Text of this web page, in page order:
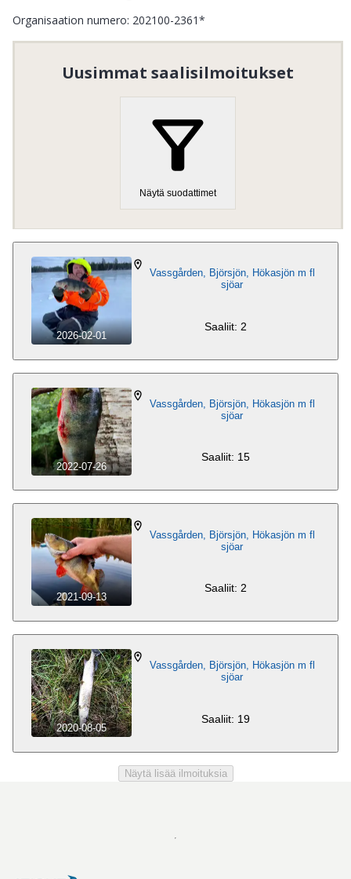
Organisaation numero: 202100-2361*
Uusimmat saalisilmoitukset
Näytä suodattimet
2026-02-01
Vassgården, Björsjön, Hökasjön m fl
sjöar
Saaliit: 2
2022-07-26
Vassgården, Björsjön, Hökasjön m fl
sjöar
Saaliit: 15
2021-09-13
Vassgården, Björsjön, Hökasjön m fl
sjöar
Saaliit: 2
2020-08-05
Vassgården, Björsjön, Hökasjön m fl
sjöar
Saaliit: 19
Näytä lisää ilmoituksia